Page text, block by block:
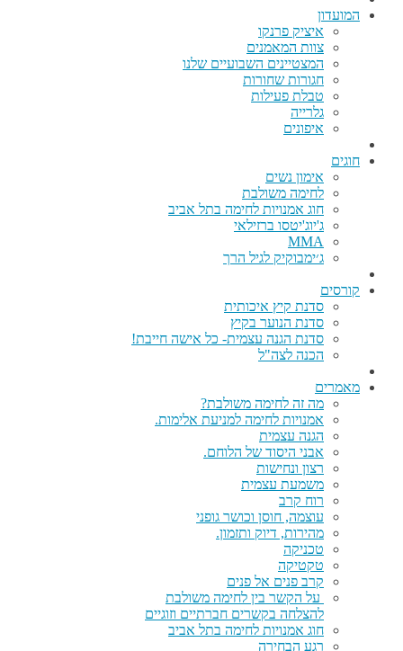
המועדון
איציק פרנקו
צוות המאמנים
המצטיינים השבועיים שלנו
חגורות שחורות
טבלת פעילות
גלרייה
איפונים
חוגים
אימון נשים
לחימה משולבת
חוג אמנויות לחימה בתל אביב
ג'יוג'יטסו ברזילאי
MMA
ג׳ימבוקיק לגיל הרך
קורסים
סדנת קיץ איכותית
סדנת הנוער בקיץ
סדנת הגנה עצמית- כל אישה חייבת!
הכנה לצה"ל
מאמרים
מה זה לחימה משולבת?
אמנויות לחימה למניעת אלימות.
הגנה עצמית
אבני היסוד של הלוחם.
רצון ונחישות
משמעת עצמית
רוח קרב
עוצמה, חוסן וכושר גופני
מהירות, דיוק ותזמון.
טכניקה
טקטיקה
קרב פנים אל פנים
על הקשר בין לחימה משולבת
להצלחה בקשרים חברתיים וזוגיים
חוג אמנויות לחימה בתל אביב
רגע הבחירה